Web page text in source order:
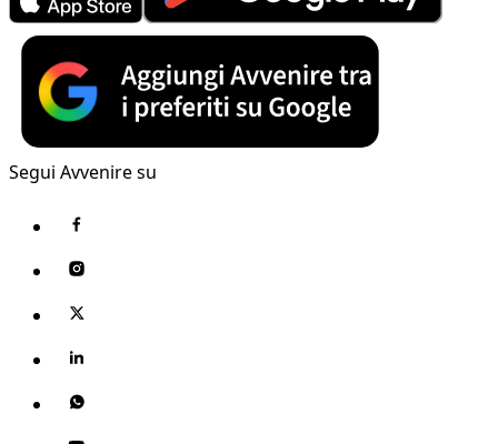
Segui Avvenire su